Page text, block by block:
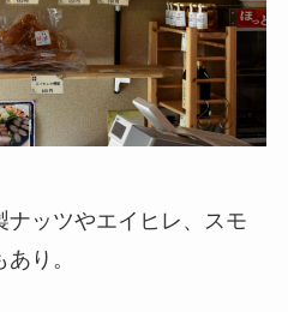
ナッツやエイヒレ、スモ
り。